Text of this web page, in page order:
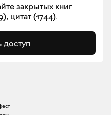
закрытых книг
), цитат (1744).
доступ